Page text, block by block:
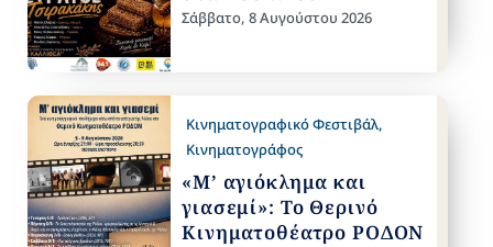
Σάββατο, 8 Αυγούστου 2026
Κινηματογραφικό Φεστιβάλ,
Κινηματογράφος
«Μ’ αγιόκλημα και
γιασεμί»: Το Θερινό
Κινηματοθέατρο ΡΟΔΟΝ